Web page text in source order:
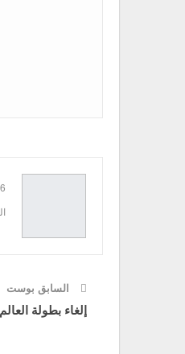
السابق بوست
إلغاء بطولة